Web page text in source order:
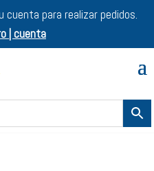
para realizar pedidos.
| cuenta